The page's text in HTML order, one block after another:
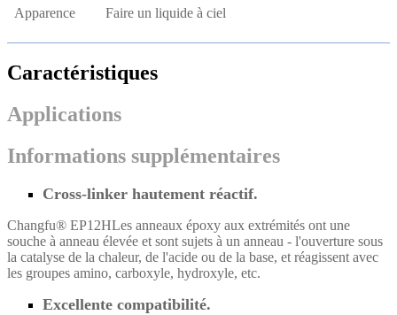
Apparence Faire un liquide à ciel
Caractéristiques
Applications
Informations supplémentaires
Cross-linker hautement réactif.
Changfu® EP12HLes anneaux époxy aux extrémités ont une
souche à anneau élevée et sont sujets à un anneau - l'ouverture sous
la catalyse de la chaleur, de l'acide ou de la base, et réagissent avec
les groupes amino, carboxyle, hydroxyle, etc.
Excellente compatibilité.